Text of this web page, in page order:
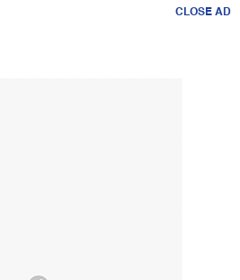
CLOSE AD